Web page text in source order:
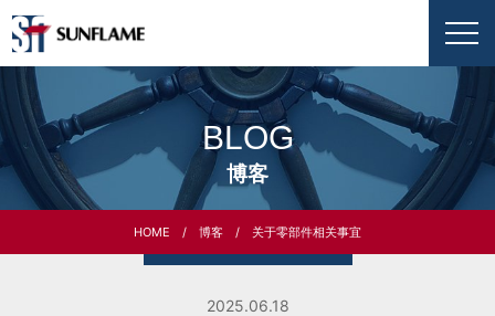
BLOG
博客
HOME 博客 关于零部件相关事宜
2025.06.18